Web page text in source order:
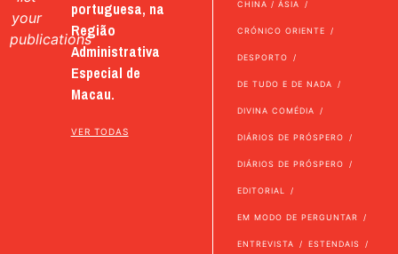
your
publications
portuguesa, na
Região
Administrativa
Especial de
Macau.
VER TODAS
CHINA / ÁSIA
CRÓNICO ORIENTE
DESPORTO
DE TUDO E DE NADA
DIVINA COMÉDIA
DIÁRIOS DE PRÓSPERO
DIÁRIOS DE PRÓSPERO
EDITORIAL
EM MODO DE PERGUNTAR
ENTREVISTA ESTENDAIS